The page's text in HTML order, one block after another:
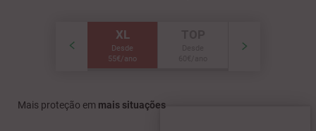
XL
Desde
55€/ano
Mais proteção em mais situações